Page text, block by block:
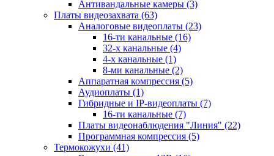
Антивандальные камеры (3)
Платы видеозахвата (63)
Аналоговые видеоплаты (23)
16-ти канальные (16)
32-х канальные (4)
4-х канальные (1)
8-ми канальные (2)
Аппаратная компрессия (5)
Аудиоплаты (1)
Гибридные и IP-видеоплаты (7)
16-ти канальные (7)
Платы видеонаблюдения "Линия" (22)
Программная компрессия (5)
Термокожухи (41)